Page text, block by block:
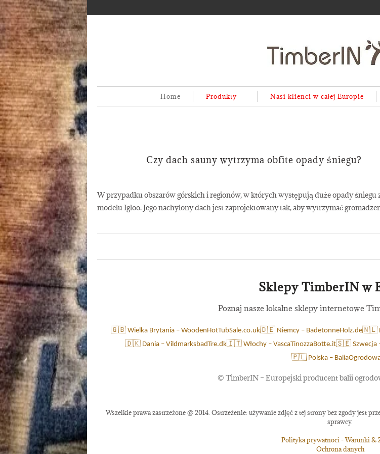
Home Produkty Nasi klienci w całej Europie
Czy dach sauny wytrzyma obfite opady śniegu?
W przypadku obszarów górskich i regionów, w których występują duże opady śniegu
modelu Igloo. Jego nachylony dach jest zaprojektowany tak, aby wytrzymać
Sklepy TimberIN w
Poznaj nasze lokalne sklepy internetowe
🇬🇧 Wielka Brytania – WoodenHotTubSale.co.uk🇩🇪 Niemcy – BadetonneHolz.de🇳🇱
🇩🇰 Dania – VildmarksbadTre.dk🇮🇹 Włochy – VascaTinozzaBotte.it🇸🇪 Szwecja
🇵🇱 Polska –
© TimberIN – Europejski producent balii
Wszelkie prawa zastrzeżone @ 2014. Ostrzeżenie: używanie zdjęć z tej strony bez zgody jest
sprawcy.
Polityka prywatnoci - Warunki &
Ochrona danych